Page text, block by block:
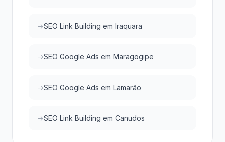
SEO Link Building em Iraquara
SEO Google Ads em Maragogipe
SEO Google Ads em Lamarão
SEO Link Building em Canudos